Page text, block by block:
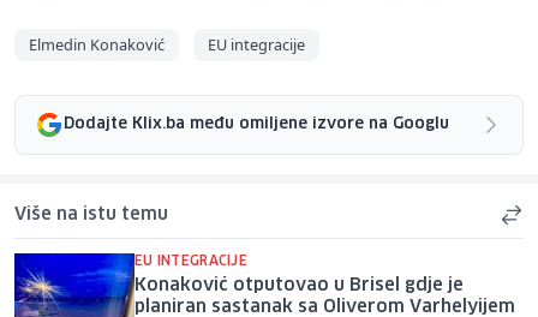
Elmedin Konaković EU integracije
Dodajte Klix.ba među omiljene izvore na Googlu
Više na istu temu
EU INTEGRACIJE
Konaković otputovao u Brisel gdje je
planiran sastanak sa Oliverom Varhelyijem